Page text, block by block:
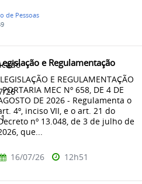
de Pessoas
26
e Regulamentação
LEGISLAÇÃO E REGULAMENTAÇÃO
MEC Nº 658, DE 4 DE
DE 2026 - Regulamenta o
4º, inciso VII, e o art. 21 do
nº 13.048, de 3 de julho de
que...
16/07/26 12h51